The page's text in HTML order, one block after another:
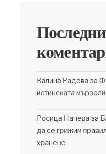
Последни
Калина Радева за
истинската
Росица Начева за
да се грижим
хранене